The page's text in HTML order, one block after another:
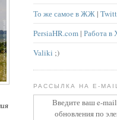
То же самое в ЖЖ |
PersiaHR.com | Работа в
Valiki ;)
РАССЫЛКА НА E-MAIL
Введите ваш e-
обновления по